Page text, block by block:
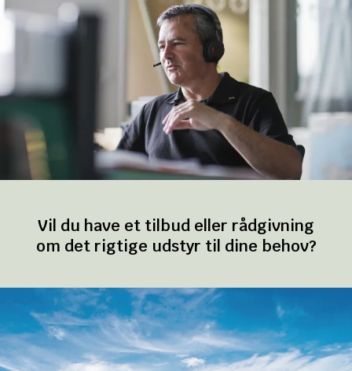
Vil du have et tilbud eller rådgivning
om det rigtige udstyr til dine behov?